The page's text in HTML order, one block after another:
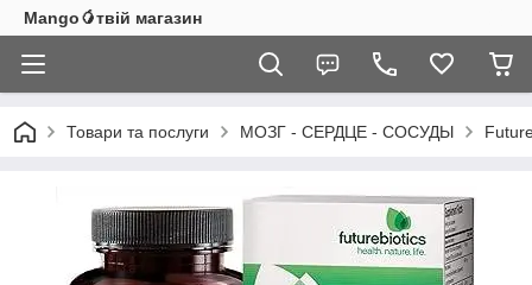
Mango🥭твій магазин
Товари та послуги МОЗГ - СЕРДЦЕ - СОСУДЫ